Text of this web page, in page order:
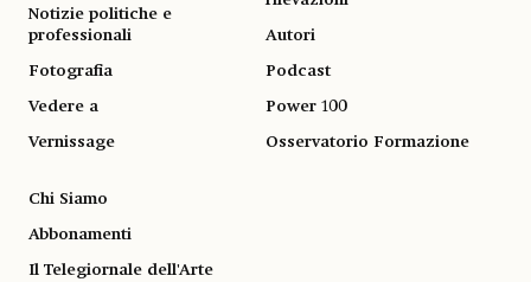
Notizie politiche e
professionali
Fotografia
Vedere a
Vernissage
Autori
Podcast
Power 100
Osservatorio Formazione
Chi Siamo
Abbonamenti
Il Telegiornale dell'Arte